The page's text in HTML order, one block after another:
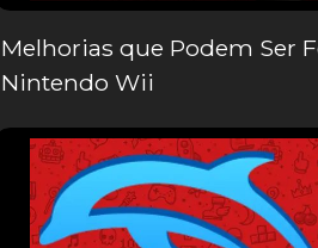
Melhorias que Podem Ser
Nintendo Wii